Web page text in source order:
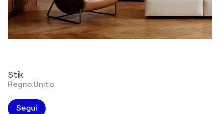
Stik
Regno Unito
Segui